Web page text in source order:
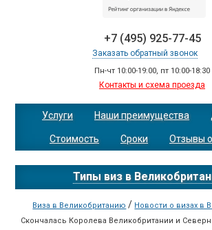
+7 (495) 925-77-45
Заказать обратный звонок
Пн-чт 10:00-19:00, пт 10:00-18:30
Контакты и схема проезда
Услуги Наши преимущества
Стоимость Сроки Отзывы
Типы виз в
Виза в Великобританию / Новости о визах в
Скончалась Королева Великобритании и